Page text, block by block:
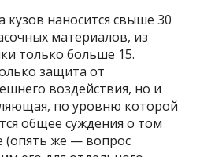
наносится свыше 30
материалов, из
только больше 15.
защита от
воздействия, но и
по уровню которой
общее суждения о том
(опять же — вопрос